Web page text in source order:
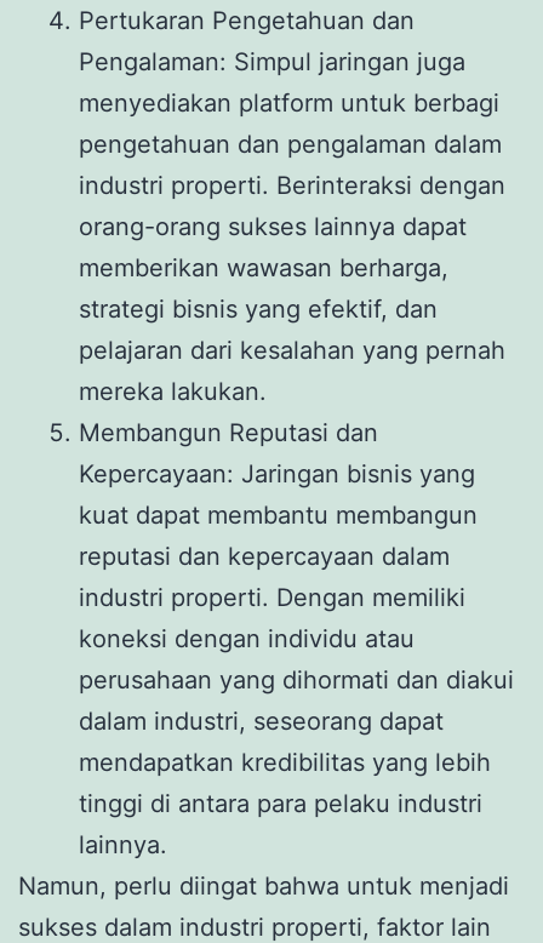
Pertukaran Pengetahuan dan
Pengalaman: Simpul jaringan juga
menyediakan platform untuk berbagi
pengetahuan dan pengalaman dalam
industri properti. Berinteraksi dengan
orang-orang sukses lainnya dapat
memberikan wawasan berharga,
strategi bisnis yang efektif, dan
pelajaran dari kesalahan yang pernah
mereka lakukan.
Membangun Reputasi dan
Kepercayaan: Jaringan bisnis yang
kuat dapat membantu membangun
reputasi dan kepercayaan dalam
industri properti. Dengan memiliki
koneksi dengan individu atau
perusahaan yang dihormati dan diakui
dalam industri, seseorang dapat
mendapatkan kredibilitas yang lebih
tinggi di antara para pelaku industri
lainnya.
Namun, perlu diingat bahwa untuk menjadi
sukses dalam industri properti, faktor lain